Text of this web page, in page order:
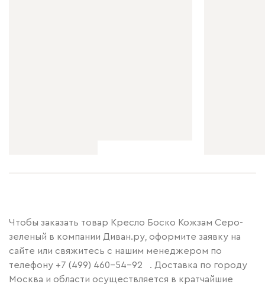
Чтобы заказать товар Кресло Боско Кожзам Серо-
зеленый в компании Диван.ру, оформите заявку на
сайте или свяжитесь с нашим менеджером по
телефону +7 (499) 460-54-92
. Доставка по городу
Москва и области осуществляется в кратчайшие